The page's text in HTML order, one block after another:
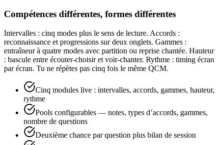
Compétences différentes, formes différentes
Intervalles : cinq modes plus le sens de lecture. Accords :
reconnaissance et progressions sur deux onglets. Gammes :
entraîneur à quatre modes avec partition ou reprise chantée. Hauteur
: bascule entre écouter-choisir et voir-chanter. Rythme : timing écran
par écran. Tu ne répètes pas cinq fois le même QCM.
Cinq modules live : intervalles, accords, gammes, hauteur,
rythme
Pools configurables — notes, types d’accords, gammes,
nombre de questions
Deuxième chance par question plus bilan de session